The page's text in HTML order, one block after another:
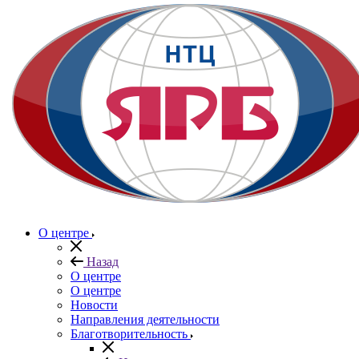
О центре
Назад
О центре
О центре
Новости
Направления деятельности
Благотворительность